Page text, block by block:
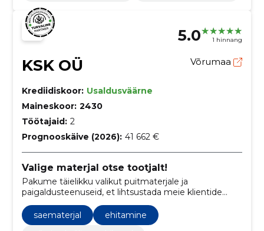
5.0 1 hinnang
KSK OÜ Võrumaa
Krediidiskoor: Usaldusväärne
Maineskoor: 2430
Töötajaid: 2
Prognooskäive (2026): 41 662 €
Valige materjal otse tootjalt!
Pakume täielikku valikut puitmaterjale ja
paigaldusteenuseid, et lihtsustada meie klientide
ehitusprotsessi.
saematerjal
ehitamine